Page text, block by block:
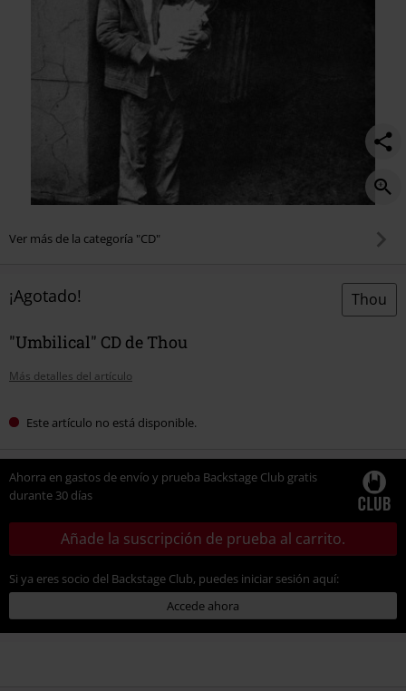
Ver más de la categoría "CD"
¡Agotado! Thou
"Umbilical" CD de Thou
Más detalles del artículo
Este artículo no está disponible.
Ahorra en gastos de envío y prueba Backstage Club gratis
durante 30 días
Añade la suscripción de prueba al carrito.
Si ya eres socio del Backstage Club, puedes iniciar sesión aquí:
Accede ahora